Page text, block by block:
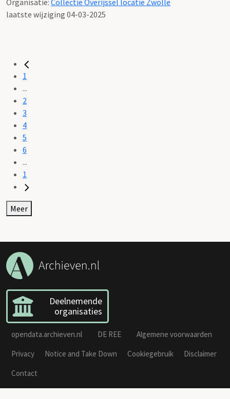
laatste wijziging 04-03-2025
1
...
2
3
4
5
6
...
1
Meer
Deelnemende
organisaties
opendata.archieven.nl DE REE
Algemene voorwaarden
Privacy
Notice and Take Down Cookiegebruik
Disclaimer
Contact